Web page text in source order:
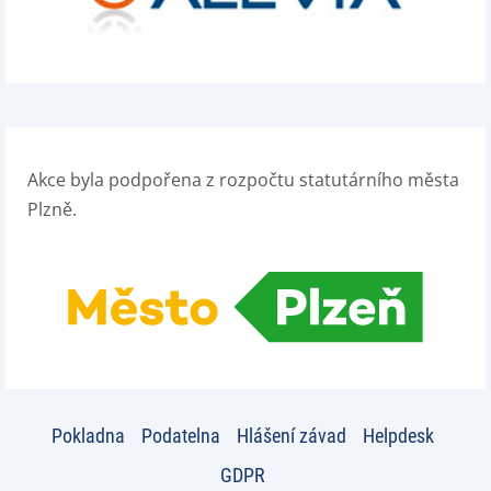
Akce byla podpořena z rozpočtu statutárního města
Plzně.
Pokladna Podatelna Hlášení závad
Helpdesk
GDPR